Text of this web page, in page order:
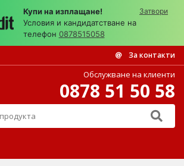
Купи на изплащане!
Условия и кандидатстване на
телефон 0878515058
Затвори
За контакти
продукта
Обслужване на клиенти
0878 51 50 58